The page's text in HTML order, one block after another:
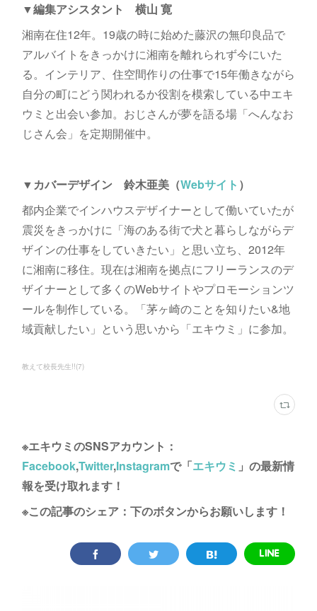
▼編集アシスタント 横山 寛
湘南在住12年。19歳の時に始めた藤沢の無印良品で
アルバイトをきっかけに湘南を離れられず今にいた
る。インテリア、住空間作りの仕事で15年働きながら
自分の町にどう関われるか役割を模索している中エキ
ウミと出会い参加。おじさんが夢を語る場「へんなお
じさん会」を定期開催中。
▼カバーデザイン 鈴木亜美（Webサイト ）
都内企業でインハウスデザイナーとして働いていたが
震災をきっかけに「海のある街で犬と暮らしながらデ
ザインの仕事をしていきたい」と思い立ち、2012年
に湘南に移住。現在は湘南を拠点にフリーランスのデ
ザイナーとして多くのWebサイトやプロモーションツ
ールを制作している。「茅ヶ崎のことを知りたい&地
域貢献したい」という思いから「エキウミ」に参加。
教えて校長先生!!(7)
※エキウミのSNSアカウント：
Facebook,Twitter,Instagramで「エキウミ 」の最新情
報を受け取れます！
※この記事のシェア：下のボタンからお願いします！